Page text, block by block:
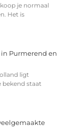
je normaal
Het is
Purmerend en
ligt
bekend staat